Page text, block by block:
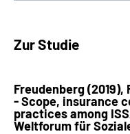
Zur Studie
Freudenberg
- Scope, insurance
practices among
Weltforum für